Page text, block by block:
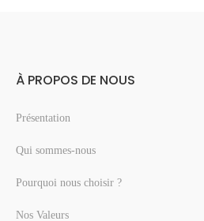
À PROPOS DE NOUS
Présentation
Qui sommes-nous
Pourquoi nous choisir ?
Nos Valeurs